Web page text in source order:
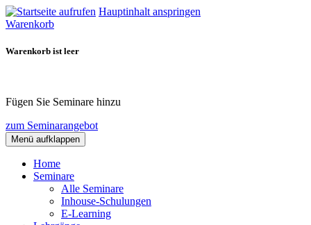
Hauptinhalt anspringen
Warenkorb
Warenkorb ist leer
Fügen Sie Seminare hinzu
zum Seminarangebot
Menü aufklappen
Home
Seminare
Alle Seminare
Inhouse-Schulungen
E-Learning